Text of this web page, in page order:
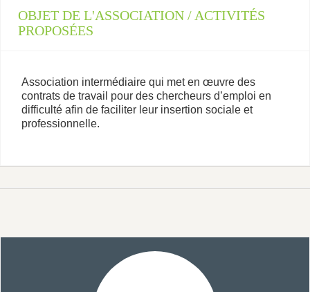
OBJET DE L'ASSOCIATION / ACTIVITÉS
PROPOSÉES
Association intermédiaire qui met en œuvre des
contrats de travail pour des chercheurs d’emploi en
difficulté afin de faciliter leur insertion sociale et
professionnelle.